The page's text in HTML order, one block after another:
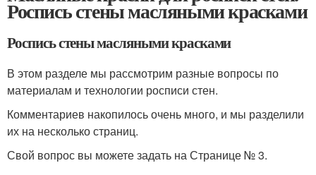
Роспись стены масляными красками
Роспись стены масляными красками
В этом разделе мы рассмотрим разные вопросы по
материалам и технологии росписи стен.
Комментариев накопилось очень много, и мы разделили
их на несколько страниц.
Свой вопрос вы можете задать на Странице № 3.